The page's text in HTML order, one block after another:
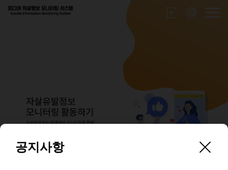
공지사항